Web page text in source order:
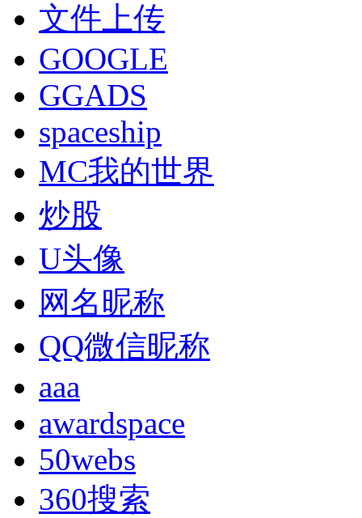
文件上传
GOOGLE
GGADS
spaceship
MC我的世界
炒股
U头像
网名昵称
QQ微信昵称
aaa
awardspace
50webs
360搜索